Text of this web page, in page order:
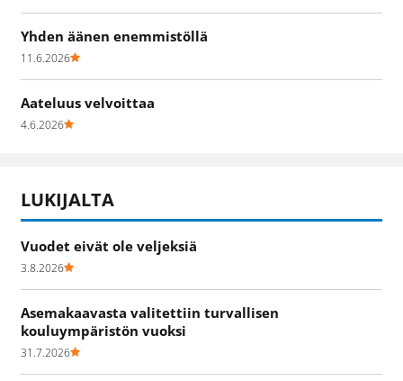
Yhden äänen enemmistöllä
11.6.2026
Aateluus velvoittaa
4.6.2026
LUKIJALTA
Vuodet eivät ole veljeksiä
3.8.2026
Asemakaavasta valitettiin turvallisen
kouluympäristön vuoksi
31.7.2026